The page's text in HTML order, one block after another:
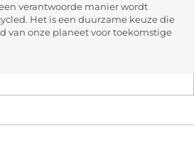
verantwoorde manier wordt
Het is een duurzame keuze die
van onze planeet voor toekomstige